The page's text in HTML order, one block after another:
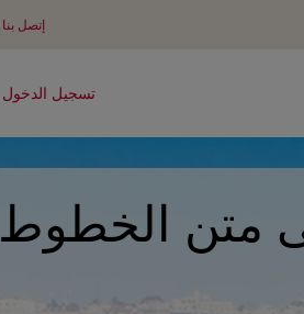
إتصل بنا
تسجيل الدخول
متن الخطوط